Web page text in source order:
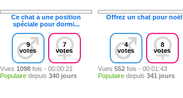
Ce chat a une position
spéciale pour dormi...
9
votes
7
votes
Vues 1098 fois - 00:00:21
Populaire depuis 340 jours
Offrez un chat pour noël
4
votes
8
votes
Vues 552 fois - 00:01:43
Populaire depuis 341 jours